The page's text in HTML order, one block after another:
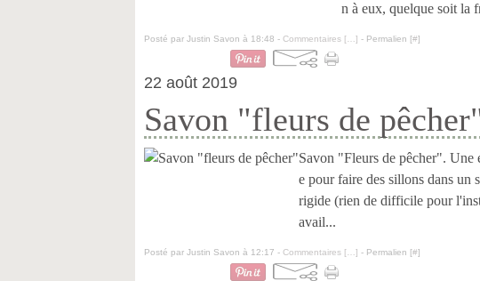
n à eux, quelque soit la
Posté par Justin Savon à 18:48 - Commentaires [ ] - Permalien [#]
22 août 2019
Savon "fleurs de
Savon "Fleurs de pêcher". Une
e pour faire des sillons dans un
rigide (rien de difficile pour
avail...
Posté par Justin Savon à 12:17 - Commentaires [ ] - Permalien [#]